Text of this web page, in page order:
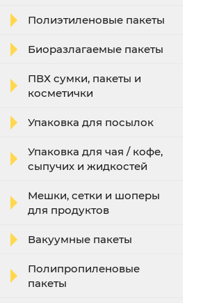
Полиэтиленовые пакеты
Биоразлагаемые пакеты
ПВХ сумки, пакеты и
косметички
Упаковка для посылок
Упаковка для чая / кофе,
сыпучих и жидкостей
Мешки, сетки и шоперы
для продуктов
Вакуумные пакеты
Полипропиленовые
пакеты